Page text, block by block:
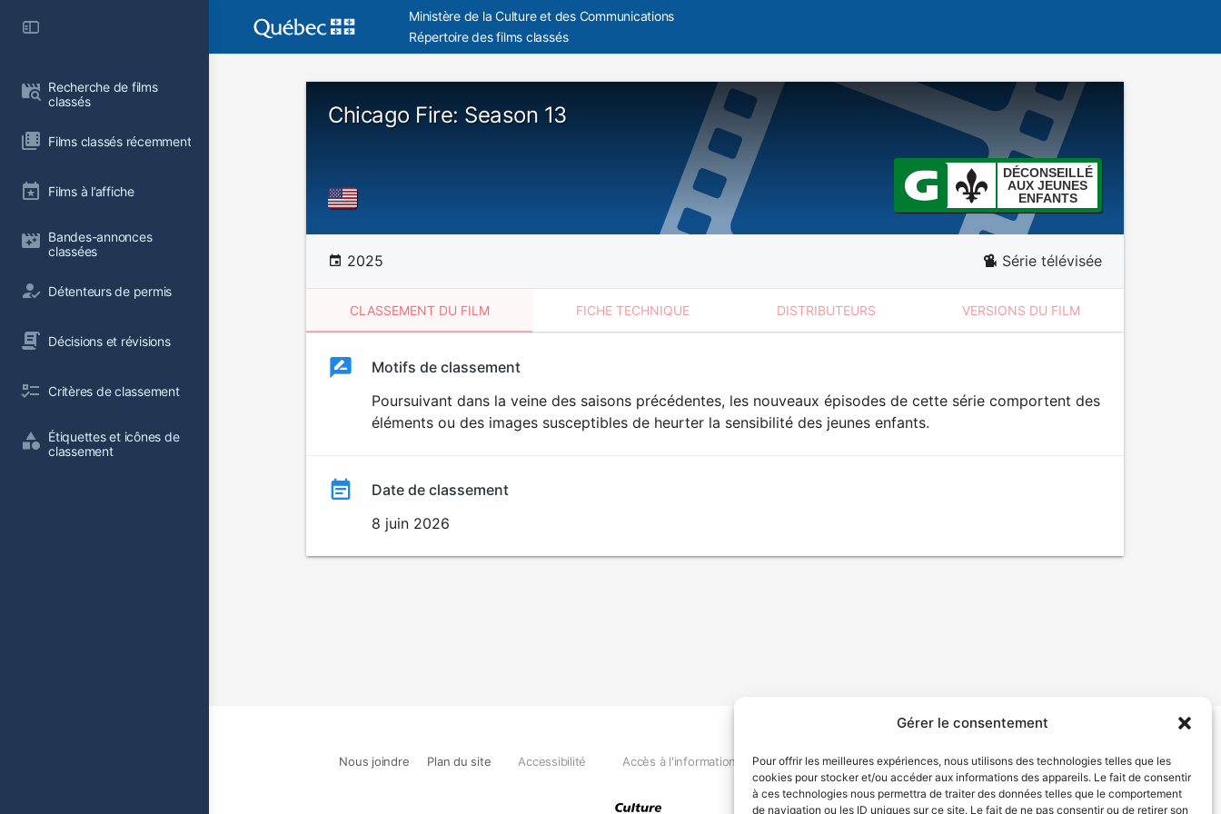
Gérer le consentement
Pour offrir les meilleures expériences, nous utilisons des technologies telles que les
cookies pour stocker et/ou accéder aux informations des appareils. Le fait de consentir
à ces technologies nous permettra de traiter des données telles que le comportement
de navigation ou les ID uniques sur ce site. Le fait de ne pas consentir ou de retirer son
Recherche de films
classés
Films classés récemment
Films à l’affiche
Bandes-annonces
classées
Détenteurs de permis
Décisions et révisions
Critères de classement
Étiquettes et icônes de
classement
Ministère de la Culture et des Communications
Répertoire des films classés
Chicago Fire: Season 13
DÉCONSEILLÉ
AUX JEUNES
ENFANTS
2025 Série télévisée
CLASSEMENT DU FILM FICHE TECHNIQUE DISTRIBUTEURS VERSIONS DU FILM
ClassementClassement
DÉCONSEILLÉ
AUX JEUNES
ENFANTS
Motifs de classement
Poursuivant dans la veine des saisons précédentes, les nouveaux épisodes de cette série comportent des
éléments ou des images susceptibles de heurter la sensibilité des jeunes enfants.
Date de classement
8 juin 2026
Nous joindre Plan du site Accessibilité Accès à l'information Déclaration de services Politique de confidentialité